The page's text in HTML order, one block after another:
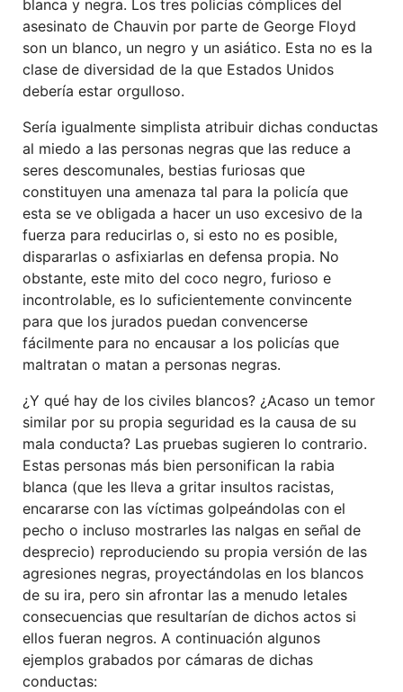
blanca y negra. Los tres policías cómplices del
asesinato de Chauvin por parte de George Floyd
son un blanco, un negro y un asiático. Esta no es la
clase de diversidad de la que Estados Unidos
debería estar orgulloso.
Sería igualmente simplista atribuir dichas conductas
al miedo a las personas negras que las reduce a
seres descomunales, bestias furiosas que
constituyen una amenaza tal para la policía que
esta se ve obligada a hacer un uso excesivo de la
fuerza para reducirlas o, si esto no es posible,
dispararlas o asfixiarlas en defensa propia. No
obstante, este mito del coco negro, furioso e
incontrolable, es lo suficientemente convincente
para que los jurados puedan convencerse
fácilmente para no encausar a los policías que
maltratan o matan a personas negras.
¿Y qué hay de los civiles blancos? ¿Acaso un temor
similar por su propia seguridad es la causa de su
mala conducta? Las pruebas sugieren lo contrario.
Estas personas más bien personifican la rabia
blanca (que les lleva a gritar insultos racistas,
encararse con las víctimas golpeándolas con el
pecho o incluso mostrarles las nalgas en señal de
desprecio) reproduciendo su propia versión de las
agresiones negras, proyectándolas en los blancos
de su ira, pero sin afrontar las a menudo letales
consecuencias que resultarían de dichos actos si
ellos fueran negros. A continuación algunos
ejemplos grabados por cámaras de dichas
conductas: